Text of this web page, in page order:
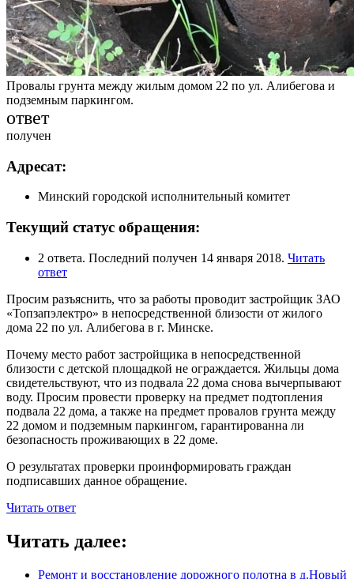
Провалы грунта между жилым домом 22 по ул. Алибегова и
подземным паркингом.
ответ
получен
Адресат:
Минский городской исполнительный комитет
Текущий статус обращения:
2 ответа. Последний получен 14 января 2018. Читать
ответ
Просим разъяснить, что за работы проводит застройщик ЗАО
«Топзапэлектро» в непосредственной близости от жилого
дома 22 по ул. Алибегова в г. Минске.
Почему место работ застройщика в непосредственной
близости с детской площадкой не ограждается. Жильцы дома
свидетельствуют, что из подвала 22 дома снова вычерпывают
воду. Просим провести проверку на предмет подтопления
подвала 22 дома, а также на предмет провалов грунта между
22 домом и подземным паркингом, гарантированна ли
безопасность проживающих в 22 доме.
О результатах проверки проинформировать граждан
подписавших данное обращение.
Читать ответ
Читать далее:
Ремонт и восстановление дорожного полотна в д.Новый